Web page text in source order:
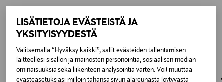
LISÄTIETOJA EVÄSTEISTÄ JA
YKSITYISYYDESTÄ
Valitsemalla “Hyväksy kaikki”, sallit evästeiden tallentamisen
laitteellesi sisällön ja mainosten personointia, sosiaalisen median
ominaisuuksia sekä liikenteen analysointia varten. Voit muuttaa
evästeasetuksiasi milloin tahansa sivun alareunasta löytyvästä
Unioninkatu 22, 00130 Helsinki, Finland
Digitaalinen osoite
customercare@tigerofsweden.se
Avainsanat
LISÄÄ KIINNOSTAVIA
TUOTTEITA